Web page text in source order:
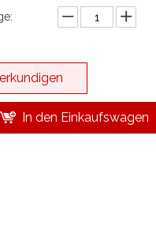
erkundigen
In den Einkaufswagen